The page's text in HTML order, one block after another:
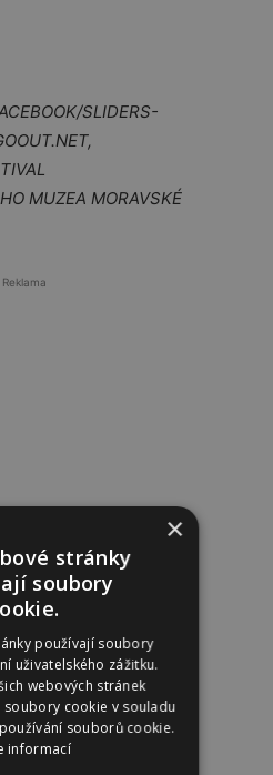
SLIDERS-
MUZEA MORAVSKÉ
Reklama
×
stránky
soubory
používají soubory
uživatelského zážitku.
webových stránek
soubory cookie v souladu
souborů cookie.
informací